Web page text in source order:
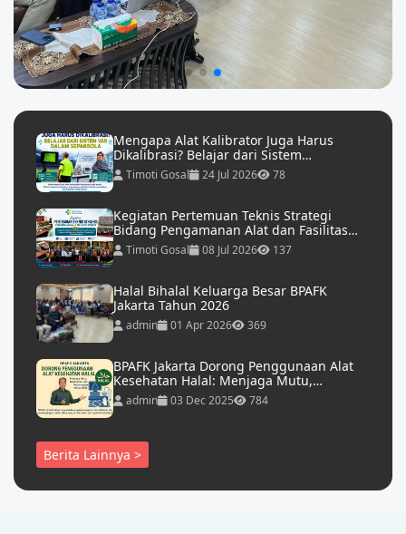
Mengapa Alat Kalibrator Juga Harus
Dikalibrasi? Belajar dari Sistem…
Timoti Gosal 24 Jul 2026 78
Kegiatan Pertemuan Teknis Strategi
Bidang Pengamanan Alat dan Fasilitas…
Timoti Gosal 08 Jul 2026 137
Halal Bihalal Keluarga Besar BPAFK
Jakarta Tahun 2026
admin 01 Apr 2026 369
BPAFK Jakarta Dorong Penggunaan Alat
Kesehatan Halal: Menjaga Mutu,…
admin 03 Dec 2025 784
Berita Lainnya >